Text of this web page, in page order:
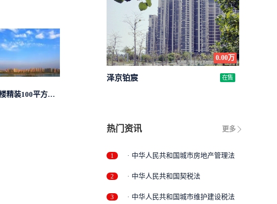
求租1一2楼精装100平方里面基本设备不...
0.00万
泽京铂宸 在售
更多
热门资讯
1 · 中华人民共和国城市房地产管理法
2 · 中华人民共和国契税法
3 · 中华人民共和国城市维护建设税法